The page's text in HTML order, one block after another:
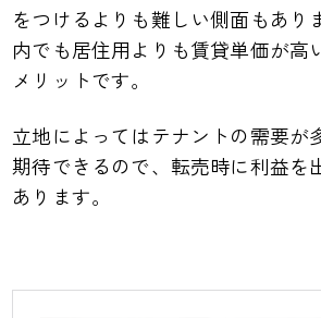
をつけるよりも難しい側面もあり
内でも居住用よりも賃貸単価が高
メリットです。
立地によってはテナントの需要が
期待できるので、転売時に利益を
あります。